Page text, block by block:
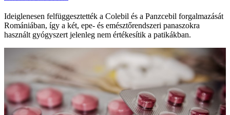
Ideiglenesen felfüggesztették a Colebil és a Panzcebil forgalmazását
Romániában, így a két, epe- és emésztőrendszeri panaszokra
használt gyógyszert jelenleg nem értékesítik a patikákban.